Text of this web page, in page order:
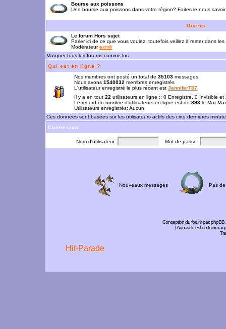
Bourse aux poissons
Une bourse aux poissons dans votre région? Faites le nous savoir
Divers
Le forum Hors sujet
Parler ici de ce que vous voulez, toutefois veillez à rester dans les
Modérateurexmili
Marquer tous les forums comme lus
Qui est en ligne ?
Nos membres ont posté un total de 35103 messages
Nous avons 1540032 membres enregistrés
L'utilisateur enregistré le plus récent est JenniferT87
Il y a en tout 22 utilisateurs en ligne :: 0 Enregistré, 0 Invisible
Le record du nombre d'utilisateurs en ligne est de 893 le Mar
Utilisateurs enregistrés: Aucun
Ces données sont basées sur les utilisateurs actifs des cinq dernières
Connexion
Nom d'utilisateur: Mot de passe:
Nouveaux messages Pas
Conception du forum par:phpBB
| Aquariolo est un forum